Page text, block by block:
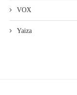
VOX
Yaiza